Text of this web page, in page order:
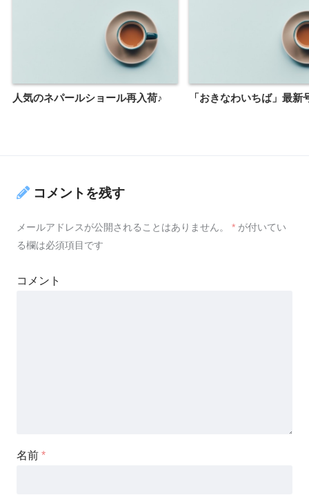
人気のネパールショール再入荷♪ 「おきなわいちば」最新
コメントを残す
メールアドレスが公開されることはありません。 * が付いてい
る欄は必須項目です
コメント
名前 *